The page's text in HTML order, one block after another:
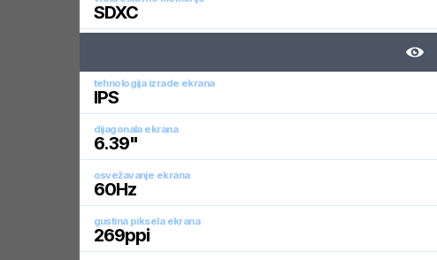
SDXC
tehnologija izrade ekrana
IPS
dijagonala ekrana
6.39"
osvežavanje ekrana
60Hz
gustina piksela ekrana
269ppi